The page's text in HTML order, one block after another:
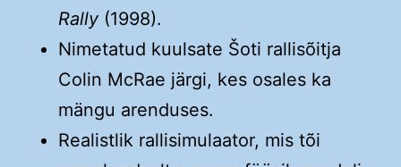
Rally(1998).
Nimetatud kuulsate Šoti rallisõitja
Colin McRae järgi, kes osales ka
mängu arenduses.
Realistlik rallisimulaator, mis tõi